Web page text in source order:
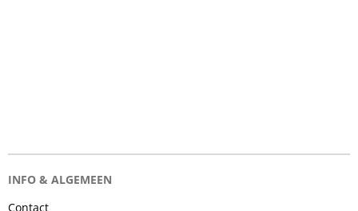
INFO & ALGEMEEN
Contact